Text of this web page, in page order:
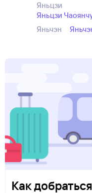
Яньцзи
Яньцзи
Яньчэн
Как